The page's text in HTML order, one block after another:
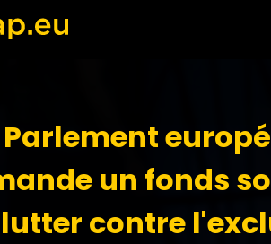
Parlement
un fonds
contre